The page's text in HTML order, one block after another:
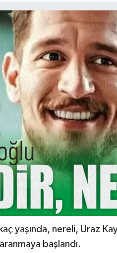
yaşında, nereli, Uraz
başlandı.